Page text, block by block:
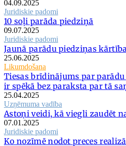
04.09.2025
Juridiskie padomi
10 soļi parāda piedziņā
09.07.2025
Juridiskie padomi
Jaunā parādu piedziņas kārtība
25.06.2025
Likumdošana
Tiesas brīdinājums par parādu
ir spēkā bez paraksta par tā
25.04.2025
Uzņēmuma vadība
Astoņi veidi, kā viegli zaudēt
07.01.2025
Juridiskie padomi
Ko nozīmē nodot preces